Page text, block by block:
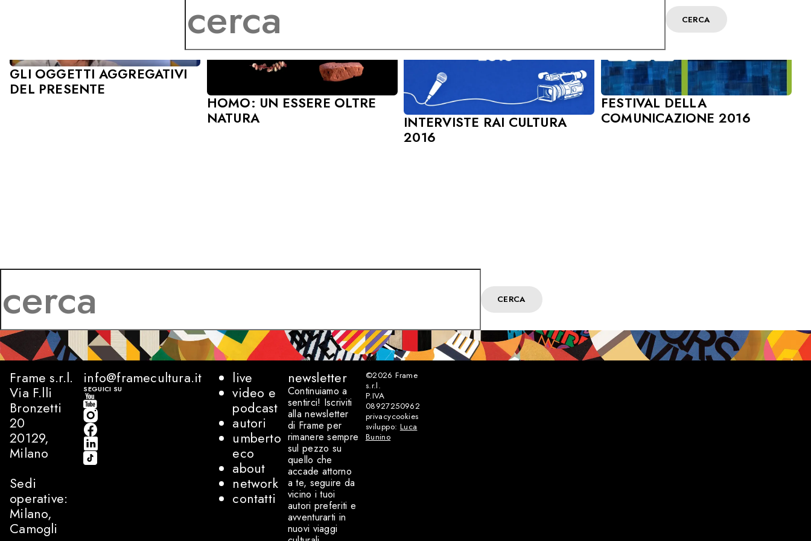
CERCA
GLI OGGETTI AGGREGATIVI
DEL PRESENTE
HOMO: UN ESSERE OLTRE
NATURA
INTERVISTE RAI CULTURA
2016
FESTIVAL DELLA
COMUNICAZIONE 2016
CERCA
Frame s.r.l.
Via F.lli
Bronzetti
20
20129,
Milano
Sedi
operative:
Milano,
Camogli
info@framecultura.it
SEGUICI SU
live
video e
podcast
autori
umberto
eco
about
network
contatti
newsletter
Continuiamo a
sentirci! Iscriviti
alla newsletter
di Frame per
rimanere sempre
sul pezzo su
quello che
accade attorno
a te, seguire da
vicino i tuoi
autori preferiti e
avventurarti in
nuovi viaggi
©2026Frame
s.r.l.
P.IVA
08927250962
privacycookies
sviluppo: Luca
Bunino